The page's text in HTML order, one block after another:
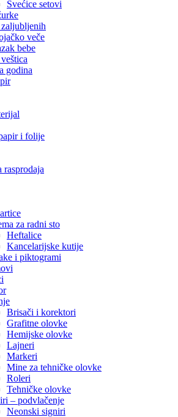
Svećice setovi
veče
bebe
godina
i folije
rasprodaja
za radni sto
Heftalice
Kancelarijske kutije
i piktogrami
Brisači i korektori
Grafitne olovke
Hemijske olovke
Lajneri
Markeri
Mine za tehničke olovke
Roleri
Tehničke olovke
– podvlačenje
Neonski signiri